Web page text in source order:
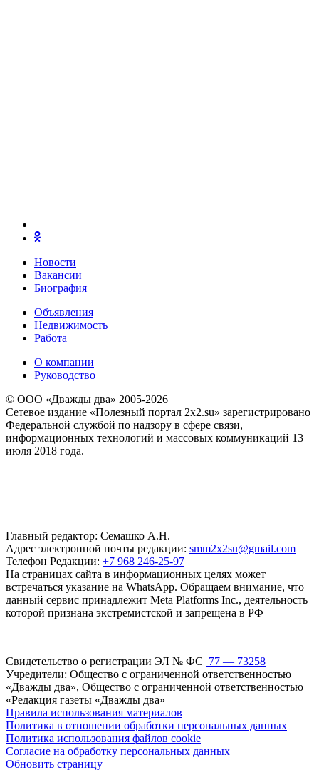
Новости
Вакансии
Биография
Объявления
Недвижимость
Работа
О компании
Руководство
© ООО «Дважды два» 2005-2026
Сетевое издание «Полезный портал 2x2.su» зарегистрировано
Федеральной службой по надзору в сфере связи,
информационных технологий и массовых коммуникаций 13
июля 2018 года.
Главный редактор: Семашко А.Н.
Адрес электронной почты редакции: smm2x2su@gmail.com
Телефон Редакции: +7 968 246-25-97
На страницах сайта в информационных целях может
встречаться указание на WhatsApp. Обращаем внимание, что
данный сервис принадлежит Meta Platforms Inc., деятельность
которой признана экстремистской и запрещена в РФ
Свидетельство о регистрации ЭЛ № ФС 77 — 73258
Учредители: Общество с ограниченной ответственностью
«Дважды два», Общество с ограниченной ответственностью
«Редакция газеты «Дважды два»
Правила использования материалов
Политика в отношении обработки персональных данных
Политика использования файлов cookie
Согласие на обработку персональных данных
Обновить страницу